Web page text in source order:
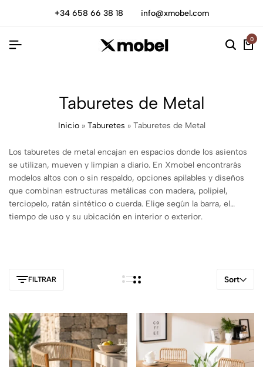
+34 658 66 38 18 info@xmobel.com
0
Taburetes de Metal
Inicio» Taburetes » Taburetes de Metal
Los taburetes de metal encajan en espacios donde los asientos
se utilizan, mueven y limpian a diario. En Xmobel encontrarás
modelos altos con o sin respaldo, opciones apilables y diseños
que combinan estructuras metálicas con madera, polipiel,
terciopelo, ratán sintético o cuerda. Elige según la barra, el
tiempo de uso y su ubicación en interior o exterior.
FILTRAR Sort